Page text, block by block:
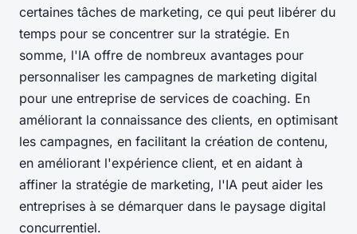
certaines tâches de marketing, ce qui peut libérer du
temps pour se concentrer sur la stratégie. En
somme, l'IA offre de nombreux avantages pour
personnaliser les campagnes de marketing digital
pour une entreprise de services de coaching. En
améliorant la connaissance des clients, en optimisant
les campagnes, en facilitant la création de contenu,
en améliorant l'expérience client, et en aidant à
affiner la stratégie de marketing, l'IA peut aider les
entreprises à se démarquer dans le paysage digital
concurrentiel.